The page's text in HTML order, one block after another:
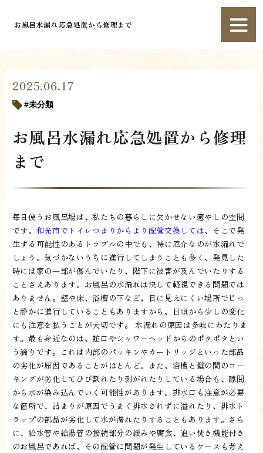
お風呂水漏れ応急処置から修理まで
2025.06.17
未分類
お風呂水漏れ応急処置から修理
まで
毎日使うお風呂場は、私たちの暮らしに欠かせない癒やしの空間
です。 和光市でトイレつまりからより配管交換しては、そこで発
生する可能性のあるトラブルの中でも、特に厄介なのが水漏れで
しょう。気づかないうちに進行してしまうことも多く、発見した
時には家の一部が傷んでいたり、階下に被害が及んでいたりする
ことさえあります。お風呂の水漏れは決して軽視できる問題では
ありません。壁や床、浴槽の下など、目に見えにくい場所でじっ
と静かに進行していることもありますから、日頃から少しの変化
にも注意を払うことが大切です。 水漏れの原因は多岐にわたりま
す。最も身近なのは、蛇口やシャワーヘッドからのポタポタとい
う滴りです。これは内部のパッキンやカートリッジといった部品
の劣化が原因であることがほとんど。また、浴槽と壁の間のコー
キングが劣化してひび割れたり剥がれたりしている場合も、隙間
から水が染み込んでいく可能性があります。排水口も注意が必要
な箇所で、詰まりが原因でうまく排水されずに溢れたり、排水ト
ラップの部品が劣化して水が漏れたりすることもあります。さら
に、給水管や給湯管の接続部分の緩みや腐食、追い焚き機能付き
のお風呂であれば、その配管に問題が発生しているケースも考え